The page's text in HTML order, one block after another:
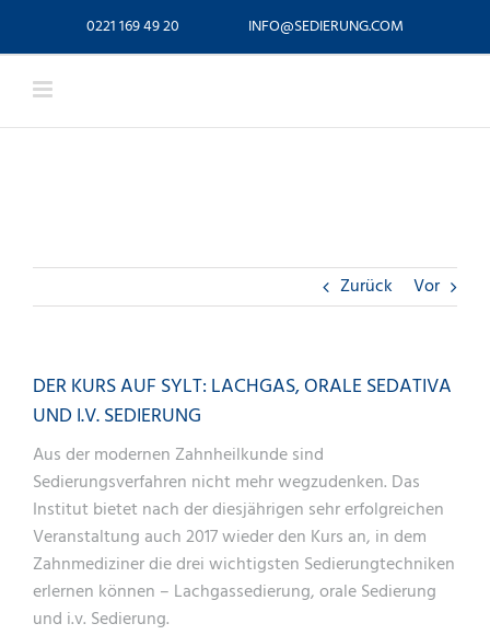
0221 169 49 20 INFO@SEDIERUNG.COM
Zurück Vor
DER KURS AUF SYLT: LACHGAS, ORALE SEDATIVA
UND I.V. SEDIERUNG
Aus der modernen Zahnheilkunde sind
Sedierungsverfahren nicht mehr wegzudenken. Das
Institut bietet nach der diesjährigen sehr erfolgreichen
Veranstaltung auch 2017 wieder den Kurs an, in dem
Zahnmediziner die drei wichtigsten Sedierungtechniken
erlernen können – Lachgassedierung, orale Sedierung
und i.v. Sedierung.